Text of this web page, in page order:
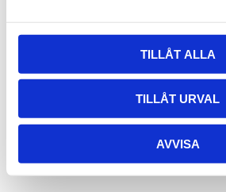
TILLÅT ALLA
TILLÅT URVAL
AVVISA